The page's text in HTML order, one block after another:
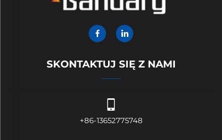
SKONTAKTUJ SIĘ Z NAMI
+86-13652775748